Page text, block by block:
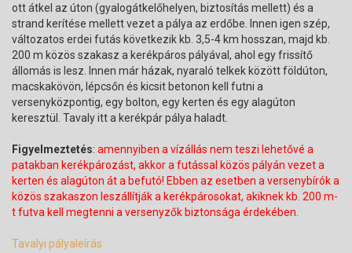
ott átkel az úton (gyalogátkelőhelyen, biztosítás mellett) és a
strand kerítése mellett vezet a pálya az erdőbe. Innen igen szép,
változatos erdei futás következik kb. 3,5-4 km hosszan, majd kb.
200 m közös szakasz a kerékpáros pályával, ahol egy frissítő
állomás is lesz. Innen már házak, nyaraló telkek között földúton,
macskakövön, lépcsőn és kicsit betonon kell futni a
versenyközpontig, egy bolton, egy kerten és egy alagúton
keresztül. Tavaly itt a kerékpár pálya haladt.
Figyelmeztetés: amennyiben a vízállás nem teszi lehetővé a
patakban kerékpározást, akkor a futással közös pályán vezet a
kerten és alagúton át a befutó! Ebben az esetben a versenybírók a
közös szakaszon leszállítják a kerékpárosokat, akiknek kb. 200 m-
t futva kell megtenni a versenyzők biztonsága érdekében.
Tavalyi pályaleírás